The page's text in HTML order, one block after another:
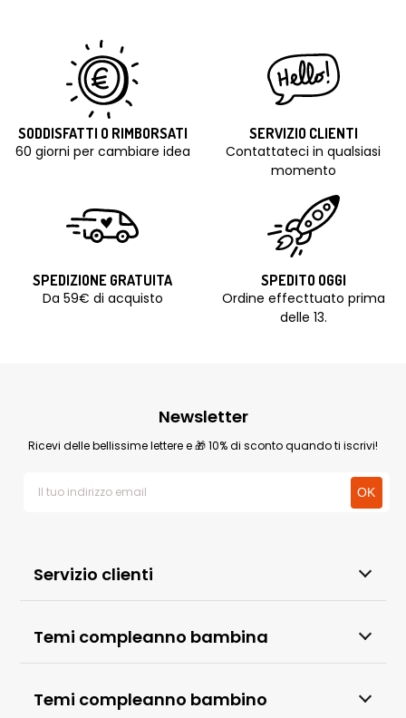
SODDISFATTI O RIMBORSATI
60 giorni per cambiare idea
SERVIZIO CLIENTI
Contattateci in qualsiasi
momento
SPEDIZIONE GRATUITA
Da 59€ di acquisto
SPEDITO OGGI
Ordine effecttuato prima
delle 13.
Servizio clienti
Temi compleanno bambina
Temi compleanno bambino
Newsletter
Ricevi delle bellissime lettere e 🎁 10% di sconto quando ti iscrivi!